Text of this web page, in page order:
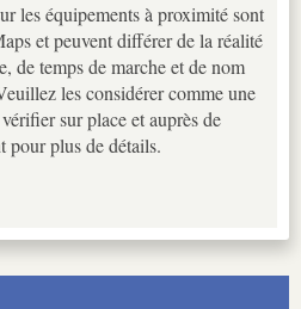
les équipements à proximité sont
et peuvent différer de la réalité
de temps de marche et de nom
les considérer comme une
sur place et auprès de
pour plus de détails.